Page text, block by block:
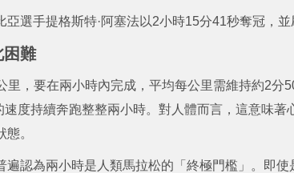
亞選手提格斯特·阿塞法以2小時15分41秒奪冠，並
困難
里，要在兩小時內完成，平均每公里需維持約2分
度持續奔跑整整兩小時。對人體而言，這意味著
。
遍認為兩小時是人類馬拉松的「終極門檻」。即